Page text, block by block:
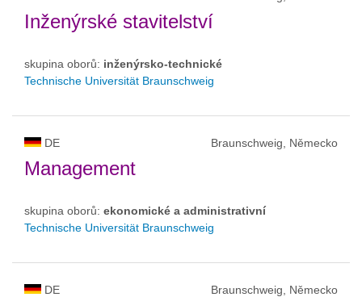
Inženýrské stavitelství
skupina oborů: inženýrsko-technické
Technische Universität Braunschweig
DE Braunschweig, Německo
Management
skupina oborů: ekonomické a administrativní
Technische Universität Braunschweig
DE Braunschweig, Německo